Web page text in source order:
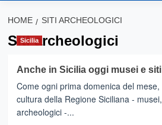
HOME SITI ARCHEOLOGICI
Siti archeologici
Sicilia
Anche in Sicilia oggi musei e
Come ogni prima domenica del
cultura della Regione Siciliana -
archeologici -...